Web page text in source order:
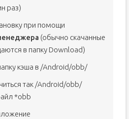
раз)
при помощи
(обычно скачанные
в папку Download)
кэша в /Android/obb/
так /Android/obb/
*obb